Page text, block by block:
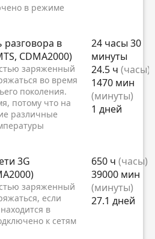
в режиме
в
CDMA2000)
заряженный
во время
поколения.
потому что на
различные
24 часы 30
минуты
24.5 ч (часы)
1470 мин
(минуты)
1 дней
3G
заряженный
если
в
к сетям
650 ч (часы)
39000 мин
(минуты)
27.1 дней